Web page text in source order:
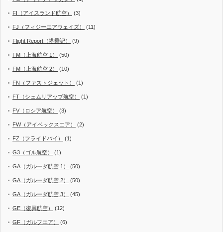
FI（アイスランド航空） (3)
FJ（フィジーエアウェイズ） (11)
Flight Report（搭乗記） (9)
FM（上海航空 1） (50)
FM（上海航空 2） (10)
FN（ファストジェット） (1)
FT（シェムリアップ航空） (1)
FV（ロシア航空） (3)
FW（アイベックスエア） (2)
FZ（フライドバイ） (1)
G3（ゴル航空） (1)
GA（ガルーダ航空 1） (50)
GA（ガルーダ航空 2） (50)
GA（ガルーダ航空 3） (45)
GE（復興航空） (12)
GF（ガルフエア） (6)